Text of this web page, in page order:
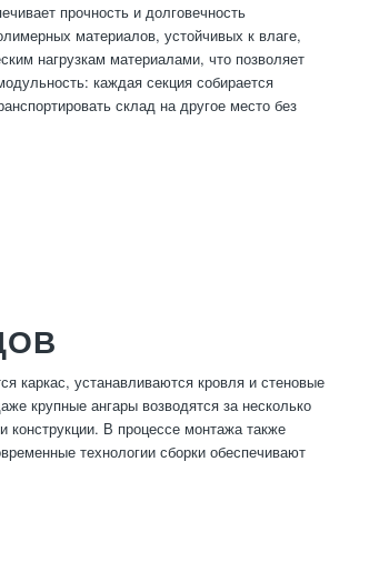
прочность и долговечность
материалов, устойчивых к влаге,
нагрузкам материалами, что позволяет
каждая секция собирается
склад на другое место без
каркас, устанавливаются кровля и стеновые
крупные ангары возводятся за несколько
В процессе монтажа также
технологии сборки обеспечивают